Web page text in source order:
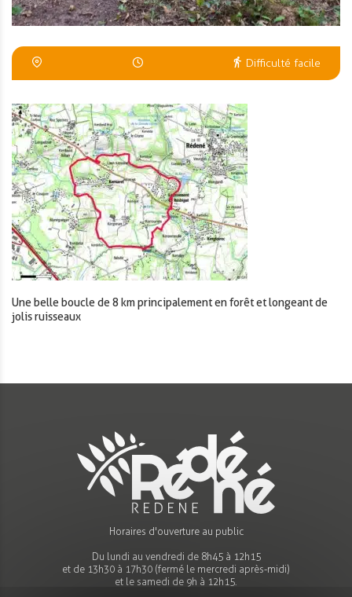
Difficulté facile
Une belle boucle de 8 km principalement en forêt et longeant de
jolis ruisseaux
Horaires d'ouverture au public
Du lundi au vendredi de 8h45 à 12h15
et de 13h30 à 17h30 (fermé le mercredi après-midi)
et le samedi de 9h à 12h15.